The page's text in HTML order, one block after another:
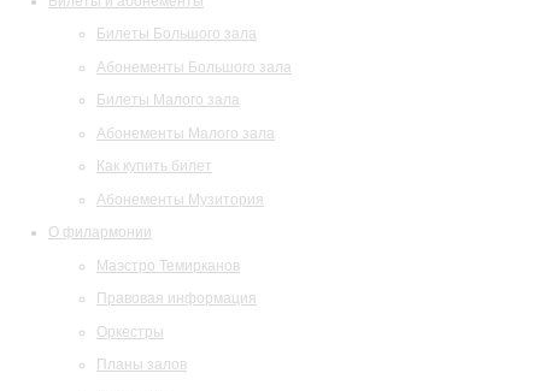
Билеты Большого зала
Абонементы Большого зала
Билеты Малого зала
Абонементы Малого зала
Как купить билет
Абонементы Музитория
О филармонии
Маэстро Темирканов
Правовая информация
Оркестры
Планы залов